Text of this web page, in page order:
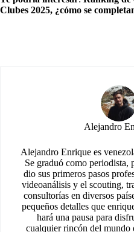
Clubes 2025, ¿cómo se
Alejandro
Alejandro Enrique es
Se graduó como periodista,
dio sus primeros pasos
videoanálisis y el scouting,
consultorías en diversos
pequeños detalles que
hará una pausa para
cualquier rincón del mundo